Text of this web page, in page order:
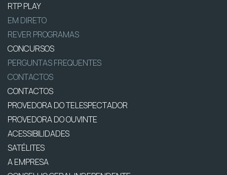
RTP PLAY
EM DIRETO
REVER PROGRAMAS
CONCURSOS
PERGUNTAS FREQUENTES
CONTACTOS
CONTACTOS
PROVEDORA DO TELESPECTADOR
PROVEDORA DO OUVINTE
ACESSIBILIDADES
SATÉLITES
A EMPRESA